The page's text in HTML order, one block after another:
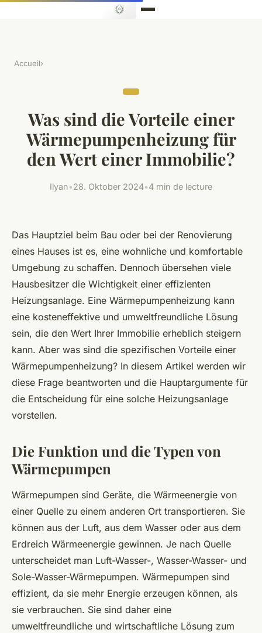
Accueil›
Was sind die Vorteile einer
Wärmepumpenheizung für
den Wert einer Immobilie?
Ilyan•28. Oktober 2024•4 min de lecture
Das Hauptziel beim Bau oder bei der Renovierung
eines Hauses ist es, eine wohnliche und komfortable
Umgebung zu schaffen. Dennoch übersehen viele
Hausbesitzer die Wichtigkeit einer effizienten
Heizungsanlage. Eine Wärmepumpenheizung kann
eine kosteneffektive und umweltfreundliche Lösung
sein, die den Wert Ihrer Immobilie erheblich steigern
kann. Aber was sind die spezifischen Vorteile einer
Wärmepumpenheizung? In diesem Artikel werden wir
diese Frage beantworten und die Hauptargumente für
die Entscheidung für eine solche Heizungsanlage
vorstellen.
Die Funktion und die Typen von
Wärmepumpen
Wärmepumpen sind Geräte, die Wärmeenergie von
einer Quelle zu einem anderen Ort transportieren. Sie
können aus der Luft, aus dem Wasser oder aus dem
Erdreich Wärmeenergie gewinnen. Je nach Quelle
unterscheidet man Luft-Wasser-, Wasser-Wasser- und
Sole-Wasser-Wärmepumpen. Wärmepumpen sind
effizient, da sie mehr Energie erzeugen können, als
sie verbrauchen. Sie sind daher eine
umweltfreundliche und wirtschaftliche Lösung zum